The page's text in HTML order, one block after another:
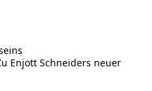
Enjott Schneiders neuer